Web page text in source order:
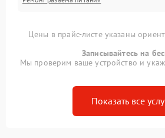
Цены в прайс-листе указаны
Записывайтесь на
Мы проверим ваше устройство и
Показать все